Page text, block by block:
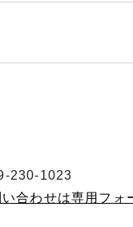
230-1023
合わせは専用フォ